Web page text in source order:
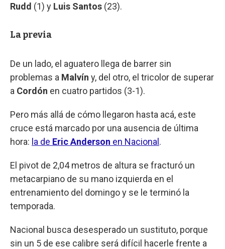
Rudd (1) y Luis Santos (23).
La previa
De un lado, el aguatero llega de barrer sin
problemas a Malvín y, del otro, el tricolor de superar
a Cordón en cuatro partidos (3-1).
Pero más allá de cómo llegaron hasta acá, este
cruce está marcado por una ausencia de última
hora: la de Eric Anderson en Nacional .
El pivot de 2,04 metros de altura se fracturó un
metacarpiano de su mano izquierda en el
entrenamiento del domingo y se le terminó la
temporada.
Nacional busca desesperado un sustituto, porque
sin un 5 de ese calibre será difícil hacerle frente a